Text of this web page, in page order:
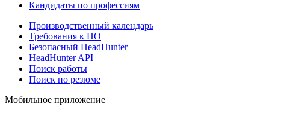
Кандидаты по профессиям
Производственный календарь
Требования к ПО
Безопасный HeadHunter
HeadHunter API
Поиск работы
Поиск по резюме
Мобильное приложение